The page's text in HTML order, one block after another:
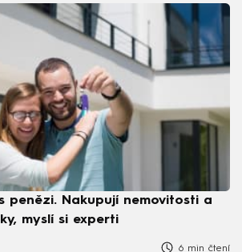
penězi. Nakupují nemovitosti a
myslí si experti
6 min čtení